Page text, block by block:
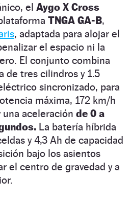
el Aygo X Cross
TNGA GA-B,
, adaptada para alojar el
el espacio ni la
El conjunto combina
de tres cilindros y 1.5
sincronizado, para
máxima, 172 km/h
aceleración de 0 a
La batería híbrida
y 4,3 Ah de capacidad
bajo los asientos
el centro de gravedad y a